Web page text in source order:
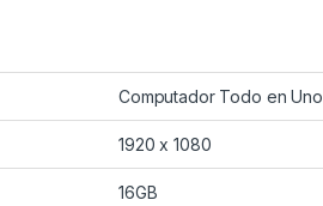
Computador Todo en Uno
1920 x 1080
16GB